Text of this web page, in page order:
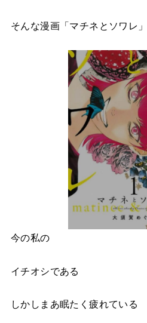
そんな漫画「マチネとソワレ」
今の私の
イチオシである
しかしまあ眠たく疲れている